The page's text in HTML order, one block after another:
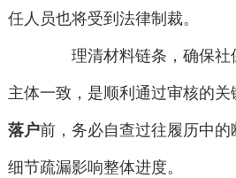
任人员也将受到法律制裁。
理清材料链条，确保社
主体一致，是顺利通过审核的关
落户前，务必自查过往履历中的
细节疏漏影响整体进度。